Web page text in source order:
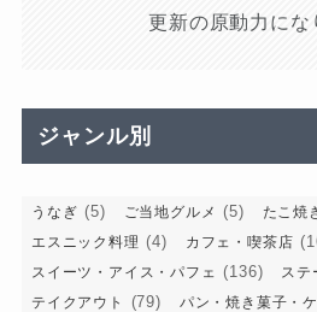
更新の原動力にな
ジャンル別
うなぎ (5) ご当地グルメ (5) たこ焼
エスニック料理 (4) カフェ・喫茶店
スイーツ・アイス・パフェ (136) ステ
テイクアウト (79) パン・焼き菓子・